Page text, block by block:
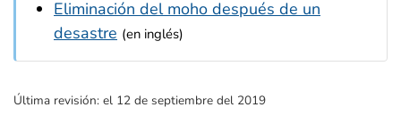
Eliminación del moho después de un
desastre (en inglés)
Última revisión: el 12 de septiembre del 2019